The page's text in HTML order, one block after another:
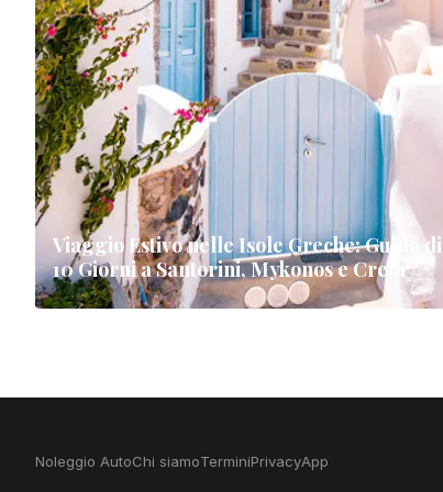
Viaggio Estivo nelle Isole Greche: Guida di
10 Giorni a Santorini, Mykonos e Creta
Noleggio AutoChi siamoTerminiPrivacyApp